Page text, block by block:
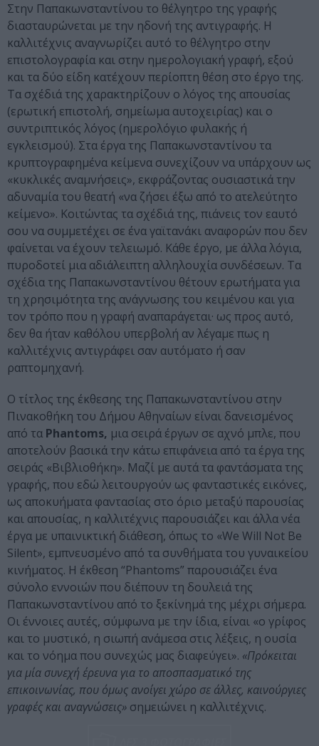
Στην Παπακωνσταντίνου το θέλγητρο της γραφής
διασταυρώνεται με την ηδονή της αντιγραφής. Η
καλλιτέχνις αναγνωρίζει αυτό το θέλγητρο στην
επιστολογραφία και στην ημερολογιακή γραφή, εξού
και τα δύο είδη κατέχουν περίοπτη θέση στο έργο της.
Τα σχέδιά της χαρακτηρίζουν ο λόγος της απουσίας
(ερωτική επιστολή, σημείωμα αυτοχειρίας) και ο
συντριπτικός λόγος (ημερολόγιο φυλακής ή
εγκλεισμού). Στα έργα της Παπακωνσταντίνου τα
κρυπτογραφημένα κείμενα συνεχίζουν να υπάρχουν ως
«κυκλικές αναμνήσεις», εκφράζοντας ουσιαστικά την
αδυναμία του θεατή «να ζήσει έξω από το ατελεύτητο
κείμενο». Κοιτώντας τα σχέδιά της, πιάνεις τον εαυτό
σου να συμμετέχει σε ένα γαϊτανάκι αναφορών που δεν
φαίνεται να έχουν τελειωμό. Κάθε έργο, με άλλα λόγια,
πυροδοτεί μια αδιάλειπτη αλληλουχία συνδέσεων. Τα
σχέδια της Παπακωνσταντίνου θέτουν ερωτήματα για
τη χρησιμότητα της ανάγνωσης του κειμένου και για
τον τρόπο που η γραφή αναπαράγεται· ως προς αυτό,
δεν θα ήταν καθόλου υπερβολή αν λέγαμε πως η
καλλιτέχνις αντιγράφει σαν αυτόματο ή σαν
ραπτομηχανή.
O τίτλος της έκθεσης της Παπακωνσταντίνου στην
Πινακοθήκη του Δήμου Αθηναίων είναι δανεισμένος
από τα Phantoms, μια σειρά έργων σε αχνό μπλε, που
αποτελούν βασικά την κάτω επιφάνεια από τα έργα της
σειράς «Βιβλιοθήκη». Μαζί με αυτά τα φαντάσματα της
γραφής, που εδώ λειτουργούν ως φανταστικές εικόνες,
ως αποκυήματα φαντασίας στο όριο μεταξύ παρουσίας
και απουσίας, η καλλιτέχνις παρουσιάζει και άλλα νέα
έργα με υπαινικτική διάθεση, όπως το «We Will Not Be
Silent», εμπνευσμένο από τα συνθήματα του γυναικείου
κινήματος. Η έκθεση “Phantoms” παρουσιάζει ένα
σύνολο εννοιών που διέπουν τη δουλειά της
Παπακωνσταντίνου από το ξεκίνημά της μέχρι σήμερα.
Οι έννοιες αυτές, σύμφωνα με την ίδια, είναι «ο γρίφος
και το μυστικό, η σιωπή ανάμεσα στις λέξεις, η ουσία
και το νόημα που συνεχώς μας διαφεύγει». «Πρόκειται
για μία συνεχή έρευνα για το αποσπασματικό της
επικοινωνίας, που όμως ανοίγει χώρο σε άλλες, καινούργιες
γραφές και αναγνώσεις» σημειώνει η καλλιτέχνις.